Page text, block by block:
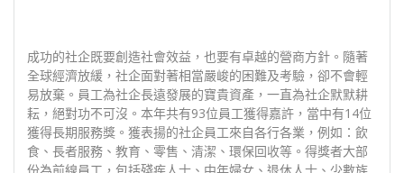
成功的社企既要創造社會效益，也要有卓越的營商方針。隨著
全球經濟放緩，社企面對著相當嚴峻的困難及考驗，卻不會輕
易放棄。員工為社企長遠發展的寶貴資產，一直為社企默默耕
耘，絕對功不可沒。本年共有93位員工獲得嘉許，當中有14位
獲得長期服務獎。獲表揚的社企員工來自各行各業，例如：飲
食、長者服務、教育、零售、清潔、環保回收等。得獎者大部